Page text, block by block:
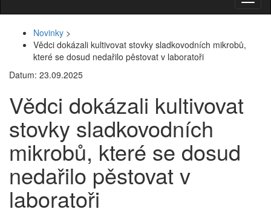
Novinky >
Vědci dokázali kultivovat stovky sladkovodních mikrobů,
které se dosud nedařilo pěstovat v laboratoři
Datum: 23.09.2025
Vědci dokázali kultivovat
stovky sladkovodních
mikrobů, které se dosud
nedařilo pěstovat v
laboratoři